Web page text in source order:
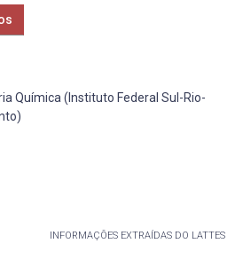
Química (Instituto Federal Sul-Rio-
INFORMAÇÕES EXTRAÍDAS DO LATTES